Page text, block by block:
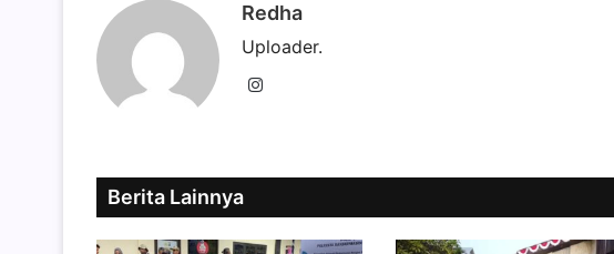
Redha
Uploader.
Instagram
Berita Lainnya